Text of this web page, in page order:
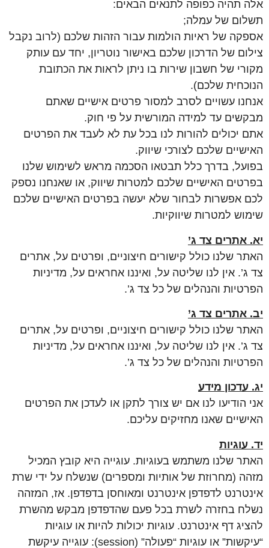
אלה תהיה כפופה לתנאים הבאים:
תשלום של עמלה;
אספקה של ראיות הולמות עבור הזהות שלכם (לרוב נקבל
צילום של הדרכון שלכם באישור נוטריון, יחד עם עותק
מקורי של חשבון שירות בו ניתן לראות את הכתובת
הנוכחית שלכם).
אנחנו עשויים לסרב למסור פרטים אישיים שאתם
מבקשים עד למידה המורשית על פי חוק.
אתם יכולים להורות לנו בכל עת לא לעבד את הפרטים
האישיים שלכם לצורכי שיווק.
בפועל, בדרך כלל תבטאו הסכמה מראש לשימוש שלנו
בפרטים האישיים שלכם למטרות שיווק, או שאנחנו נספק
לכם אפשרות לבחור שלא יעשה בפרטים האישיים שלכם
שימוש למטרות שיווקיות.
יא. אתרים צד ג’
האתר שלנו כולל קישורים חיצוניים, ופרטים על, אתרים
צד ג’. אין לנו שליטה על, ואיננו אחראים על, מדיניות
הפרטיות והנהלים של כל צד ג’.
יב. אתרים צד ג’
האתר שלנו כולל קישורים חיצוניים, ופרטים על, אתרים
צד ג’. אין לנו שליטה על, ואיננו אחראים על, מדיניות
הפרטיות והנהלים של כל צד ג’.
יג. עדכון מידע
אני הודיעו לנו אם יש צורך לתקן או לעדכן את הפרטים
האישיים שאנו מחזיקים עליכם.
יד. עוגיות
האתר שלנו משתמש בעוגיות. עוגייה היא קובץ המכיל
מזהה (מחרוזת של אותיות ומספרים) שנשלח על ידי שרת
אינטרנט לדפדפן אינטרנט ומאוחסן בדפדפן. אז, המזהה
נשלח בחזרה לשרת בכל פעם שהדפדפן מבקש מהשרת
להציג דף אינטרנט. עוגיות יכולות להיות או עוגיות
“עיקשות” או עוגיות “פעולה” (session): עוגייה עיקשת